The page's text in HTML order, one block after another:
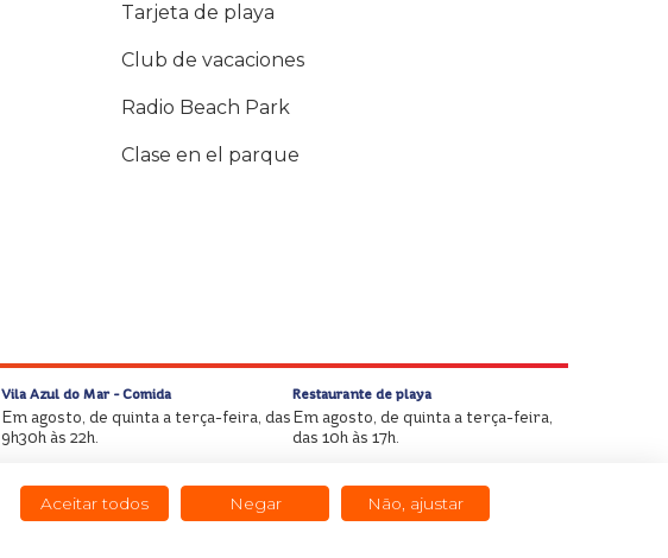
Tarjeta de playa
Club de vacaciones
Radio Beach Park
Clase en el parque
Vila Azul do Mar - Comida
Em agosto, de quinta a terça-feira, das
9h30h às 22h.
Restaurante de playa
Em agosto, de quinta a terça-feira,
das 10h às 17h.
Aceitar todos Negar Não, ajustar